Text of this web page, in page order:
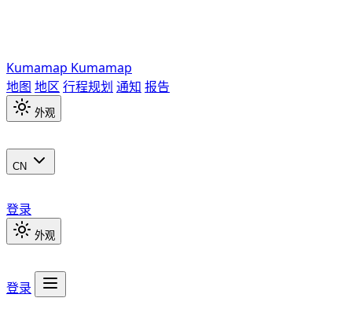
Kumamap Kumamap
地图 地区 行程规划 通知 报告
外观
CN
登录
外观
登录